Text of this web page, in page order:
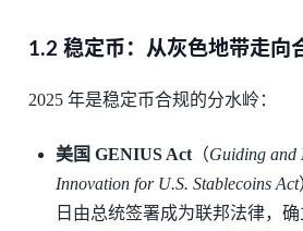
1.2 稳定币：从灰色地带走向
2025 年是稳定币合规的分水岭：
美国 GENIUS Act （Guiding and
Innovation for U.S. Stablecoins Act
日由总统签署成为联邦法律，